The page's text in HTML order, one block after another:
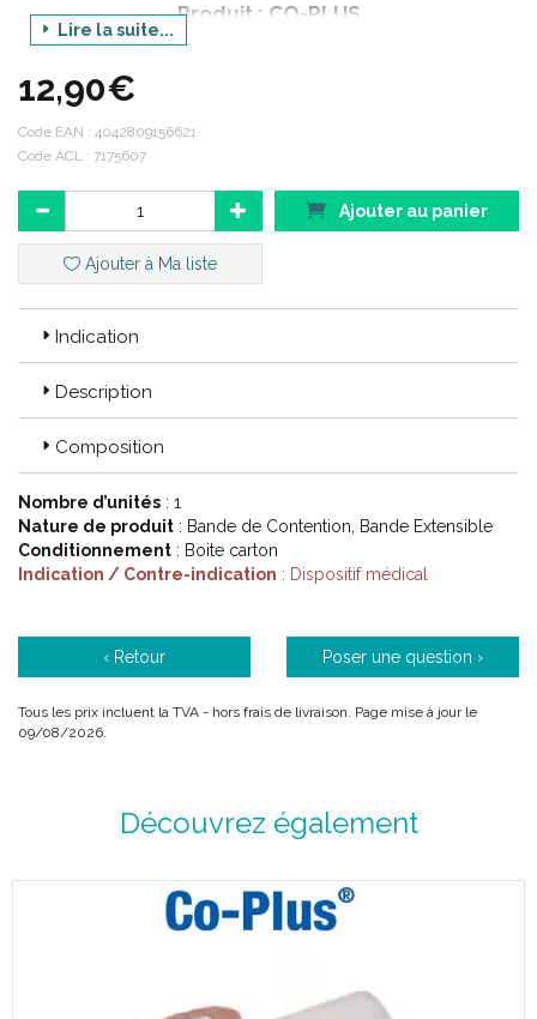
Produit : CO-PLUS
Dimensions : 3 m x 7 cm
Conditionnement : 1 unité
Code ACL : 7175607
Code EAN : 4042809156621 / 3401071756075
Lire la suite...
12,90€
Code EAN : 4042809156621
Code ACL : 7175607
Ajouter au panier
Ajouter à Ma liste
Indication
Description
Composition
Nombre d’unités : 1
Nature de produit : Bande de Contention, Bande Extensible
Conditionnement : Boite carton
Indication / Contre-indication : Dispositif médical
‹ Retour Poser une question ›
Tous les prix incluent la TVA - hors frais de livraison. Page mise à jour le
09/08/2026.
Découvrez également